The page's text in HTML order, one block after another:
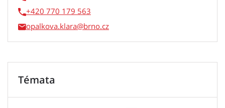
+420 770 179 563
opalkova.klara
Témata